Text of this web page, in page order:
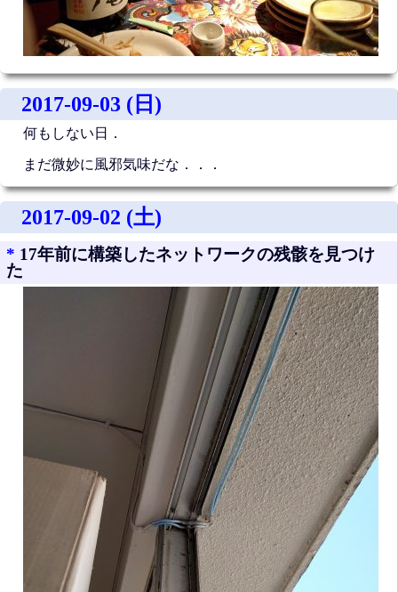
2017-09-03 (日)
何もしない日．
まだ微妙に風邪気味だな．．．
2017-09-02 (土)
* 17年前に構築したネットワークの残骸を見つけ
た